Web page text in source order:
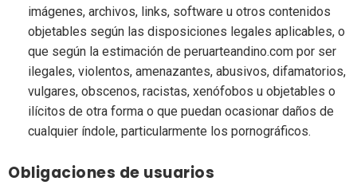
imágenes, archivos, links, software u otros contenidos
objetables según las disposiciones legales aplicables, o
que según la estimación de peruarteandino.com por ser
ilegales, violentos, amenazantes, abusivos, difamatorios,
vulgares, obscenos, racistas, xenófobos u objetables o
ilícitos de otra forma o que puedan ocasionar daños de
cualquier índole, particularmente los pornográficos.
Obligaciones de usuarios